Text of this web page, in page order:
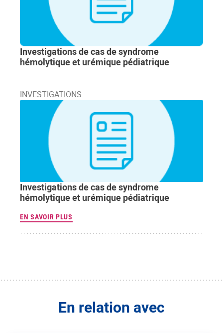
Investigations de cas de syndrome
hémolytique et urémique pédiatrique
INVESTIGATIONS
Investigations de cas de syndrome
hémolytique et urémique pédiatrique
EN SAVOIR PLUS
En relation avec